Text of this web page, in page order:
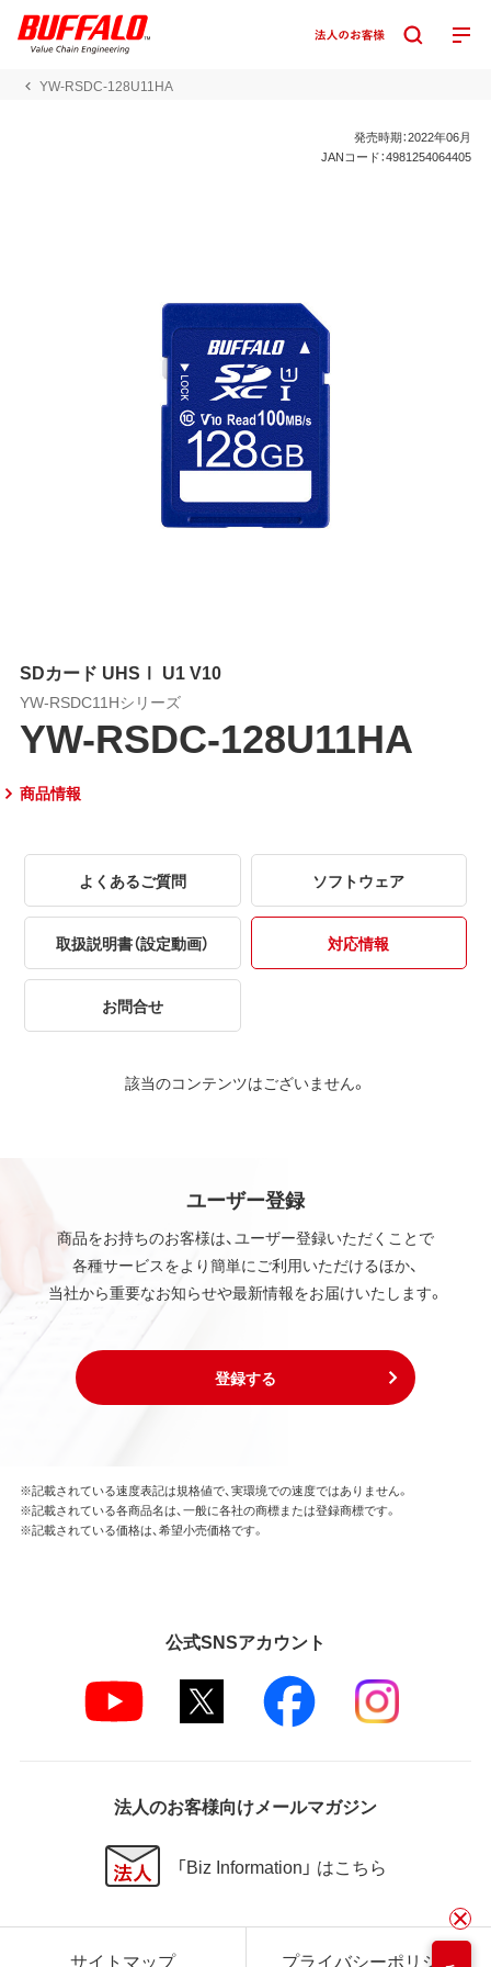
YW-RSDC-128U11HA
発売時期：2022年06月
JANコード：4981254064405
SDカード UHSⅠ U1 V10
YW-RSDC11Hシリーズ
YW-RSDC-128U11HA
商品情報
よくあるご質問 ソフトウェア
取扱説明書（設定動画） 対応情報
お問合せ
該当のコンテンツはございません。
ユーザー登録
商品をお持ちのお客様は、ユーザー登録いただくことで
各種サービスをより簡単にご利用いただけるほか、
当社から重要なお知らせや最新情報をお届けいたします。
登録する
※記載されている速度表記は規格値で、実環境での速度ではありません。
※記載されている各商品名は、一般に各社の商標または登録商標です。
※記載されている価格は、希望小売価格です。
公式SNSアカウント
法人のお客様向けメールマガジン
「Biz Information」 はこちら
サイトマップ プライバシーポリシー